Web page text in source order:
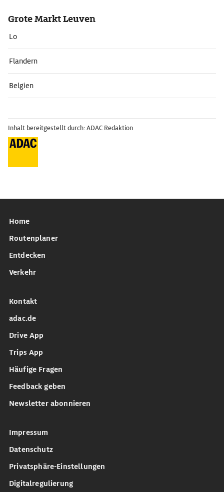
Grote Markt Leuven
Lo
Flandern
Belgien
Inhalt bereitgestellt durch: ADAC Redaktion
Home
Routenplaner
Entdecken
Verkehr
Kontakt
adac.de
Drive App
Trips App
Häufige Fragen
Feedback geben
Newsletter abonnieren
Impressum
Datenschutz
Privatsphäre-Einstellungen
Digitalregulierung